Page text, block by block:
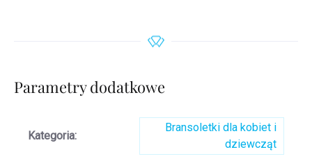
Parametry dodatkowe
Kategoria:
Bransoletki dla kobiet i
dziewcząt